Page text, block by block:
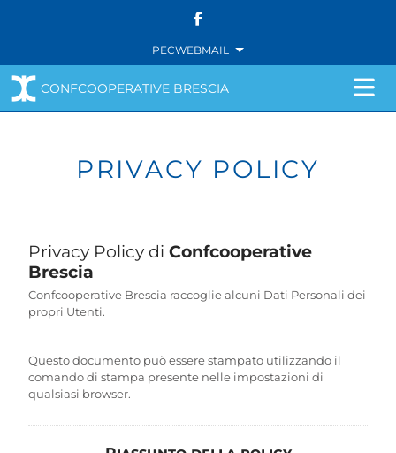
PECWEBMAIL
Navigazione principale
CONFCOOPERATIVE BRESCIA
PRIVACY POLICY
Privacy Policy di Confcooperative
Brescia
Confcooperative Brescia raccoglie alcuni Dati Personali dei
propri Utenti.
Questo documento può essere stampato utilizzando il
comando di stampa presente nelle impostazioni di
qualsiasi browser.